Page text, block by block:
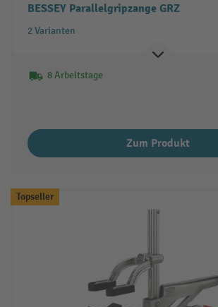
BESSEY Parallelgripzange GRZ
2 Varianten
8 Arbeitstage
Zum Produkt
Topseller